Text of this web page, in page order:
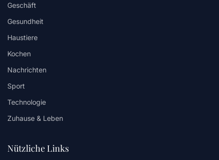
Geschäft
Gesundheit
Haustiere
Kochen
Nachrichten
Sport
Technologie
Zuhause & Leben
Nützliche Links